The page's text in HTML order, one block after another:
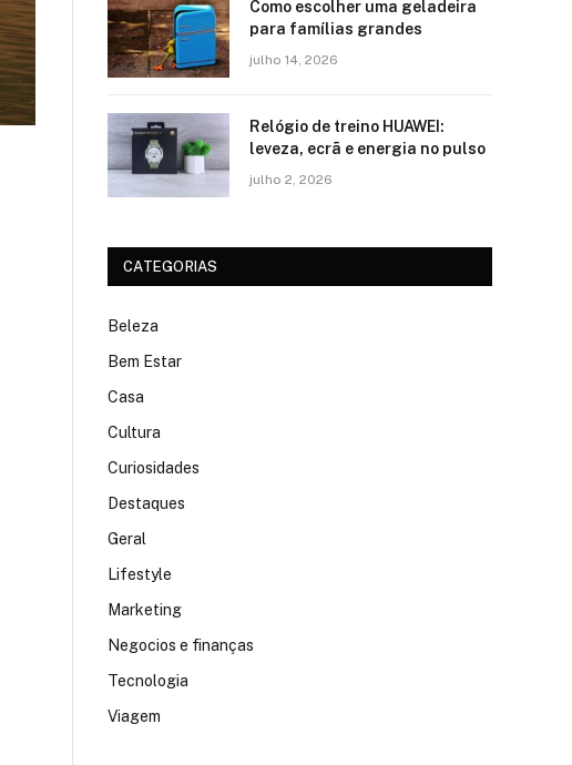
Como escolher uma geladeira
para famílias grandes
julho 14, 2026
Relógio de treino​ HUAWEI:
leveza, ecrã e energia no pulso
julho 2, 2026
CATEGORIAS
Beleza
Bem Estar
Casa
Cultura
Curiosidades
Destaques
Geral
Lifestyle
Marketing
Negocios e finanças
Tecnologia
Viagem